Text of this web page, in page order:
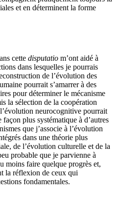
et en déterminent la forme
cette disputatio m’ont aidé à
dans lesquelles je pourrais
de l’évolution des
pourrait s’amarrer à des
pour déterminer le mécanisme
la sélection de la coopération
neurocognitive pourrait
plus systématique à d’autres
que j’associe à l’évolution
dans une théorie plus
de l’évolution culturelle et de la
probable que je parvienne à
moins faire quelque progrès et,
la réflexion de ceux qui
fondamentales.